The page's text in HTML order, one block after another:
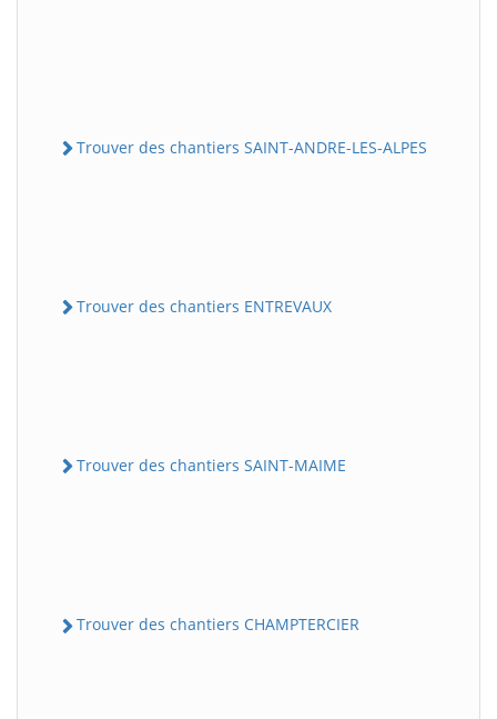
Trouver des chantiers SAINT-ANDRE-LES-ALPES
Trouver des chantiers ENTREVAUX
Trouver des chantiers SAINT-MAIME
Trouver des chantiers CHAMPTERCIER